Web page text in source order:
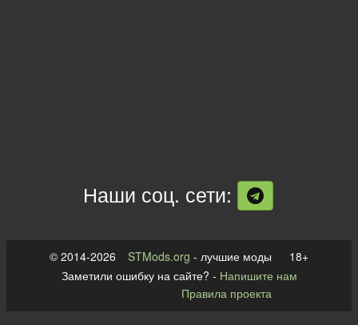
Наши соц. сети:
© 2014-2026 STMods.org - лучшие моды 18+
Заметили ошибку на сайте? - Напишите нам
Правила проекта